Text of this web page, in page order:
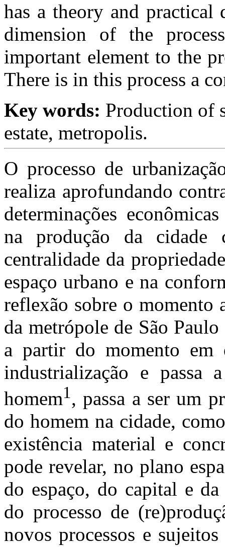
has a theory and
dimension of the
important element to the
There is in this process a
Key words: Production of
estate, metropolis.
O processo de
realiza aprofundando
determinações
na produção da cidade
centralidade da
espaço urbano e na
reflexão sobre o momento
da metrópole de São
a partir do momento em
industrialização e
homem1, passa a ser um
do homem na cidade,
existência material e
pode revelar, no plano
do espaço, do capital e
do processo de
novos processos e